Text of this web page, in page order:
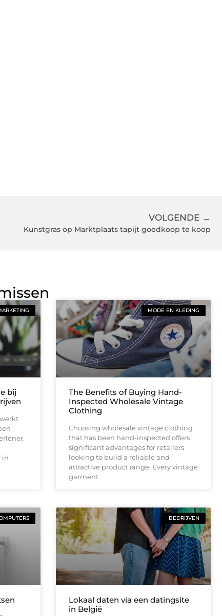
VOLGENDE →
Kunstgras op Marktplaats tapijt goedkoop te koop
bij
in
MODE EN KLEDING
The Benefits of Buying Hand-
Inspected Wholesale Vintage
Clothing
Choosing wholesale vintage clothing
that has been hand-inspected offers
significant advantages for retailers
looking to build a reliable and
attractive product range. Every vintage
garment
BEDRIJVEN
Lokaal daten via een datingsite
in België